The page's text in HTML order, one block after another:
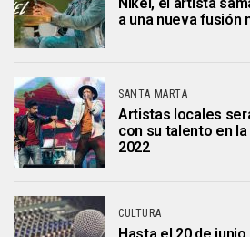
a una nueva fusión
SANTA MARTA
Artistas locales
con su talento en
2022
CULTURA